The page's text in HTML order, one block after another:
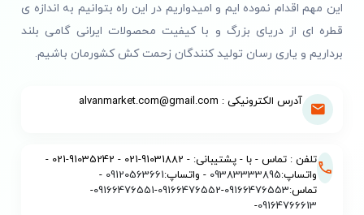
این مهم اقدام نموده ایم و امیدواریم در این راه بتوانیم به اندازه ی
قطره ای از دریای بزرگ و با کیفیت محصولات ایرانی گامی بلند
برداریم و یاری رسان تولید کنندگان زحمت کش کشورمان باشیم.
آدرس الکترونیکی : alvanmarket.com@gmail.com
تلفن : تماس - با - پشتیبانی: - 91031882-021 - 91035242-021 -
واتساپ:09383333895 - واتساپ:09120563661
-
تماس:09166476553
-
09166476552
-
09166476551
-
09164766613
-